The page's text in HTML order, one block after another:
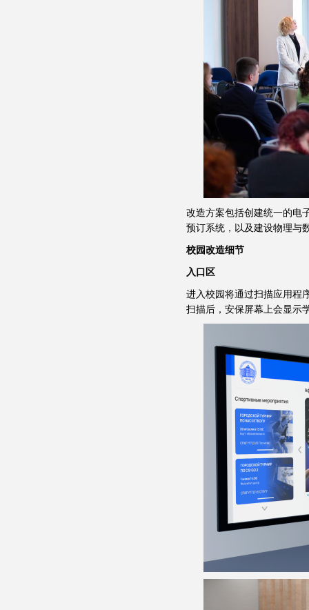
改造方案包括创建统一的电
预订系统，以及建设物理与
校园改造细节
入口区
进入校园将通过扫描应用程
扫描后，安保屏幕上会显示